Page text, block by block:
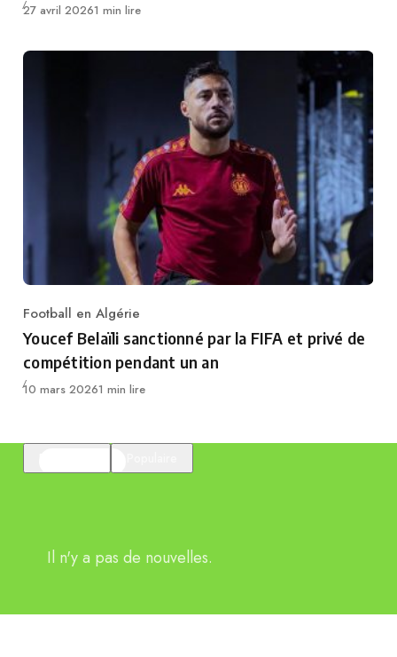
Publié
27 avril 20261 min lire
Category
Football en Algérie
Youcef Belaïli sanctionné par la FIFA et privé de
compétition pendant un an
Publié
10 mars 20261 min lire
Il n'y a pas de nouvelles.